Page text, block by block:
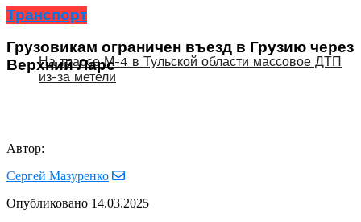
На трассе М-4 в Тульской области массовое ДТП
из-за метели
Транспорт
Грузовикам ограничен въезд в Грузию через
Верхний Ларс
Автор:
Сергей Мазуренко
Опубликовано 14.03.2025